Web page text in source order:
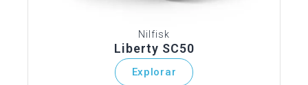
Nilfisk
Liberty SC50
Explorar